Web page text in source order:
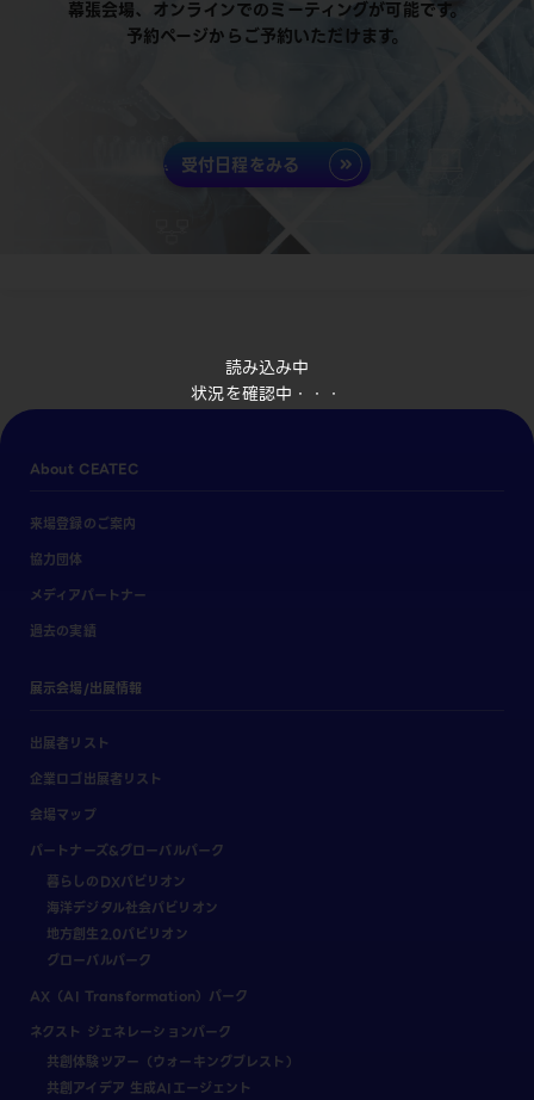
読み込み中
状況を確認中・・・
幕張会場、オンラインでのミーティングが可能です。
予約ページからご予約いただけます。
受付日程をみる
About CEATEC
来場登録のご案内
協力団体
メディアパートナー
過去の実績
展示会場/出展情報
出展者リスト
企業ロゴ出展者リスト
会場マップ
パートナーズ&グローバルパーク
暮らしのDXパビリオン
海洋デジタル社会パビリオン
地方創生2.0パビリオン
グローバルパーク
AX（AI Transformation）パーク
ネクスト ジェネレーションパーク
共創体験ツアー（ウォーキングブレスト）
共創アイデア 生成AIエージェント